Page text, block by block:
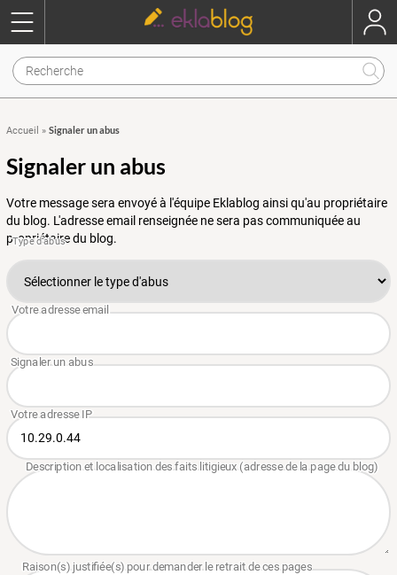
Accueil » Signaler un abus
Signaler un abus
Votre message sera envoyé à l'équipe Eklablog ainsi qu'au propriétaire
du blog. L'adresse email renseignée ne sera pas communiquée au
propriétaire du blog.